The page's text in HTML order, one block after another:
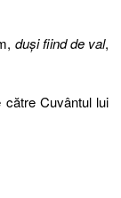
duşi fiind de val,
Cuvântul lui